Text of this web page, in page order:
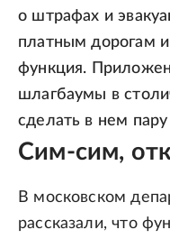
о штрафах и
платным дорогам
функция.
шлагбаумы в
сделать в нем
Сим-сим,
В московском
рассказали, что